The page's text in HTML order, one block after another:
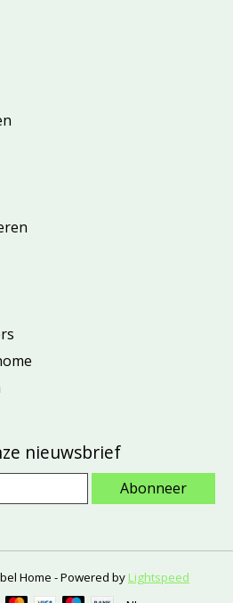
nieuwsbrief
Abonneer
Home - Powered by Lightspeed